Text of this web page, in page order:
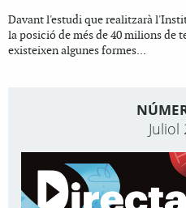
Davant l'estudi que realitzarà
la posició de més de 40 milions de
existeixen algunes formes...
Juliol